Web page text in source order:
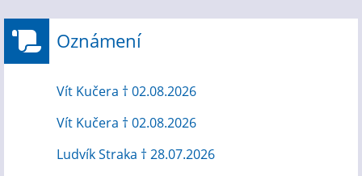
Oznámení
Vít Kučera † 02.08.2026
Vít Kučera † 02.08.2026
Ludvík Straka † 28.07.2026